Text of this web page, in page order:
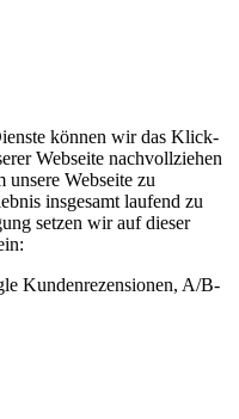
können wir das Klick-
Webseite nachvollziehen
unsere Webseite zu
insgesamt laufend zu
setzen wir auf dieser
Kundenrezensionen, A/B-